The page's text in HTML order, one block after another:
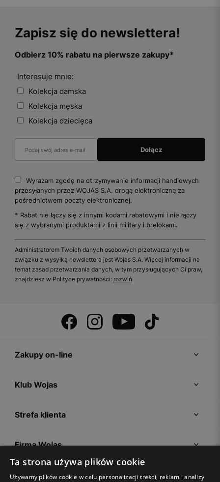
Zapisz się do newslettera!
Odbierz 10% rabatu na pierwsze zakupy*
Interesuje mnie:
Kolekcja damska
Kolekcja męska
Kolekcja dziecięca
Wyrażam zgodę na otrzymywanie informacji handlowych
przesyłanych przez WOJAS S.A. drogą elektroniczną za
pośrednictwem poczty elektronicznej.
* Rabat nie łączy się z innymi kodami rabatowymi i nie łączy
się z wybranymi produktami z linii military i brelokami.
Administratorem Twoich danych osobowych przetwarzanych w
związku z wysyłką newslettera jest Wojas S.A. Więcej informacji na
temat zasad przetwarzania danych, w tym przysługujących Ci praw,
znajdziesz w Polityce prywatności: rozwiń
Zakupy on-line
Klub Wojas
Strefa klienta
Firma Wojas
Porady
Ta strona używa plików cookie
Używamy plików cookie w celu personalizacji treści, reklam i analizy